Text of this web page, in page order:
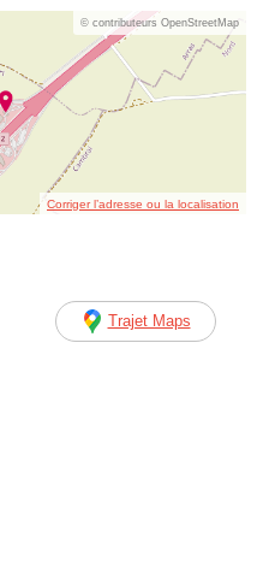
© contributeurs OpenStreetMap
Corriger l’adresse ou la localisation
Trajet Maps